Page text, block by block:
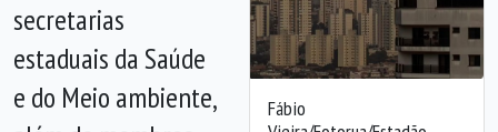
Fábio
secretarias
estaduais da Saúde
e do Meio ambiente,